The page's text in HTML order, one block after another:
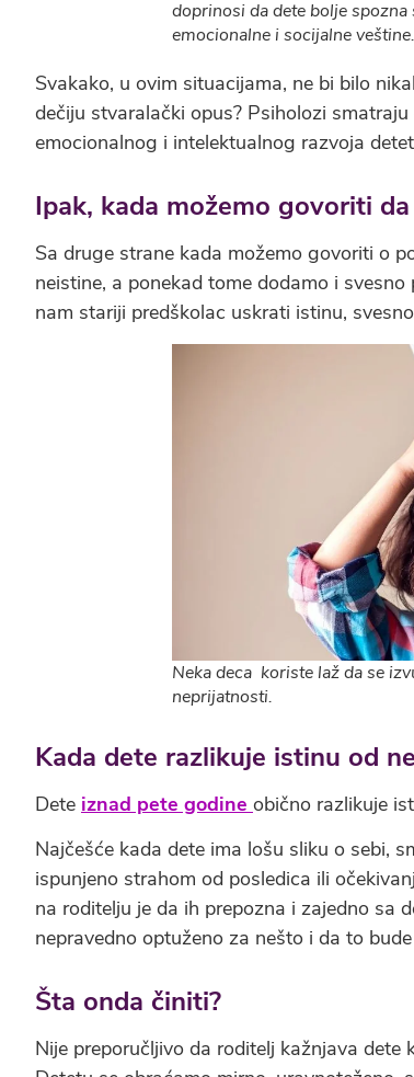
doprinosi da dete bolje
emocionalne i socijalne veštine.
Svakako, u ovim situacijama, ne bi bilo
dečiju stvaralački opus? Psiholozi
emocionalnog i intelektualnog razvoja
Ipak, kada možemo govoriti
Sa druge strane kada možemo govoriti o
neistine, a ponekad tome dodamo i
nam stariji predškolac uskrati istinu,
Neka deca koriste laž da se
neprijatnosti.
Kada dete razlikuje istinu od
Dete iznad pete godine obično razlikuje
Najčešće kada dete ima lošu sliku o sebi,
ispunjeno strahom od posledica ili
na roditelju je da ih prepozna i zajedno sa
nepravedno optuženo za nešto i da to
Šta onda činiti?
Nije preporučljivo da roditelj kažnjava dete